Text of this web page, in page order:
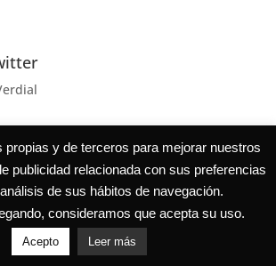
propias y de terceros para mejorar nuestros
publicidad relacionada con sus preferencias
de sus hábitos de navegación.
consideramos que acepta su uso.
Acepto Leer más